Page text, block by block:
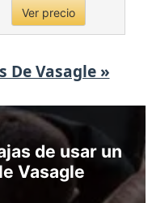
Ver precio
De Vasagle »
de usar un
Vasagle